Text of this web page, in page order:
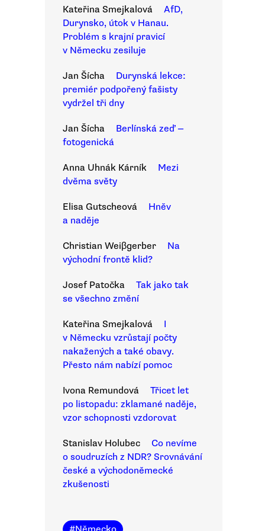
Kateřina Smejkalová
AfD,
Durynsko, útok v Hanau.
Problém s krajní pravicí
v Německu zesiluje
Jan Šícha
Durynská lekce:
premiér podpořený fašisty
vydržel tři dny
Jan Šícha
Berlínská zeď —
fotogenická
Anna Uhnák Kárník
Mezi
dvěma světy
Elisa Gutscheová
Hněv
a naděje
Christian Weiβgerber
Na
východní frontě klid?
Josef Patočka
Tak jako tak
se všechno změní
Kateřina Smejkalová
I
v Německu vzrůstají počty
nakažených a také obavy.
Přesto nám nabízí pomoc
Ivona Remundová
Třicet let
po listopadu: zklamané naděje,
vzor schopnosti vzdorovat
Stanislav Holubec
Co nevíme
o soudruzích z NDR? Srovnávání
české a východoněmecké
zkušenosti